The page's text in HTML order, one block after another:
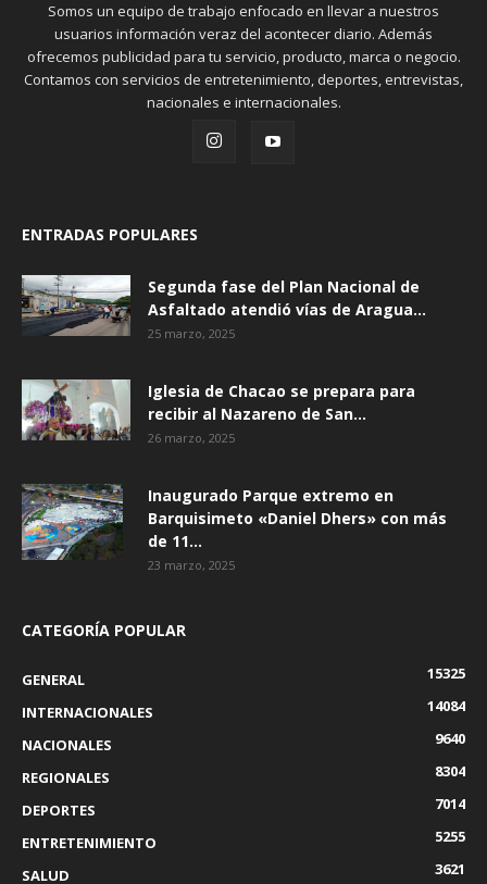
Somos un equipo de trabajo enfocado en llevar a nuestros
usuarios información veraz del acontecer diario. Además
ofrecemos publicidad para tu servicio, producto, marca o negocio.
Contamos con servicios de entretenimiento, deportes, entrevistas,
nacionales e internacionales.
ENTRADAS POPULARES
Segunda fase del Plan Nacional de
Asfaltado atendió vías de Aragua...
25 marzo, 2025
Iglesia de Chacao se prepara para
recibir al Nazareno de San...
26 marzo, 2025
Inaugurado Parque extremo en
Barquisimeto «Daniel Dhers» con más
de 11...
23 marzo, 2025
CATEGORÍA POPULAR
GENERAL
15325
INTERNACIONALES
14084
NACIONALES
9640
REGIONALES
8304
DEPORTES
7014
ENTRETENIMIENTO
5255
SALUD
3621